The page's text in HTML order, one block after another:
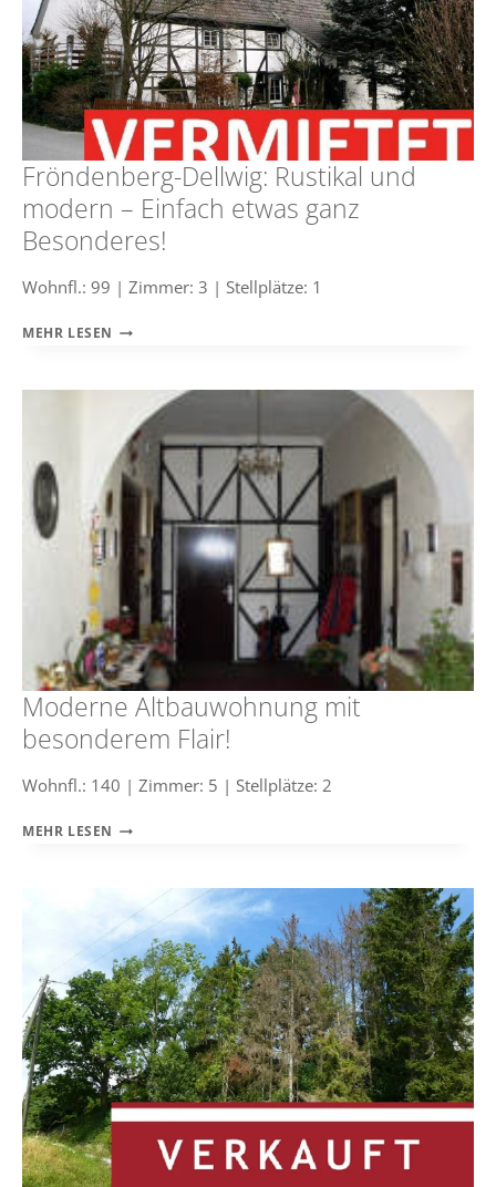
Fröndenberg-Dellwig: Rustikal und
modern – Einfach etwas ganz
Besonderes!
Wohnfl.: 99 | Zimmer: 3 | Stellplätze: 1
MEHR LESEN FRÖNDENBERG-
UND
MODERN
EINFACH
ETWAS
GANZ
BESONDERES!
Moderne Altbauwohnung mit
besonderem Flair!
Wohnfl.: 140 | Zimmer: 5 | Stellplätze: 2
MEHR LESEN MODERNE
BESONDEREM
FLAIR!